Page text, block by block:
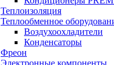
Теплоизоляция
Теплообменное
Воздухоохладители
Конденсаторы
Фреон